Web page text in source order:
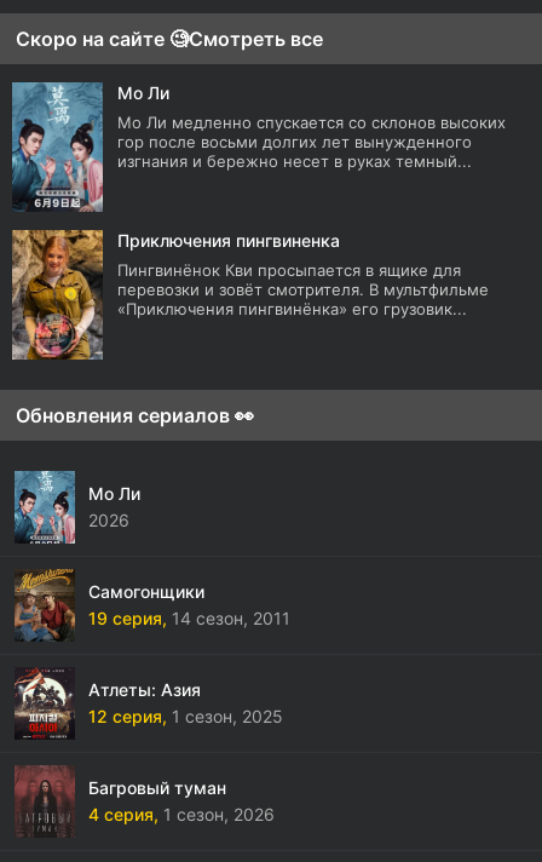
Скоро на сайте 🧐Смотреть все
Мо Ли
Мо Ли медленно спускается со склонов высоких
гор после восьми долгих лет вынужденного
изгнания и бережно несет в руках темный...
Приключения пингвиненка
Пингвинёнок Кви просыпается в ящике для
перевозки и зовёт смотрителя. В мультфильме
«Приключения пингвинёнка» его грузовик...
Обновления сериалов 👀
Мо Ли
2026
Самогонщики
19 серия, 14 сезон, 2011
Атлеты: Азия
12 серия, 1 сезон, 2025
Багровый туман
4 серия, 1 сезон, 2026